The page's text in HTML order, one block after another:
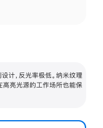
计，反光率极低。纳米纹理
高亮光源的工作场所也能保